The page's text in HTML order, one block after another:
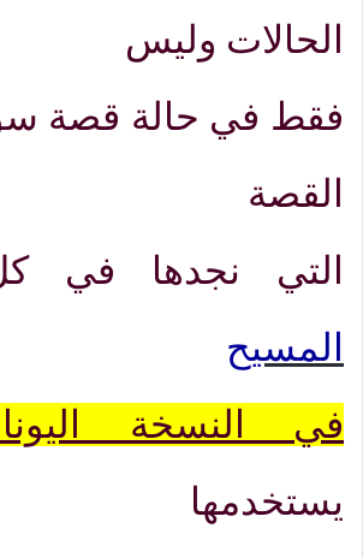
الحالات وليس
فقط في حالة قصة
القصة
التي نجدها في
المسيح
في النسخة
يستخدمها